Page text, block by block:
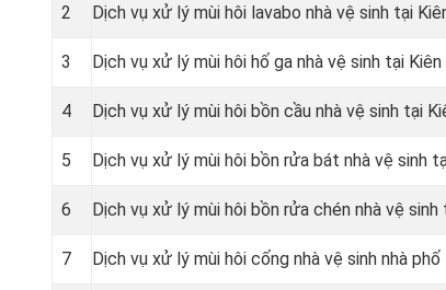
2 Dịch vụ xử lý mùi hôi lavabo nhà vệ sinh tại
3 Dịch vụ xử lý mùi hôi hố ga nhà vệ sinh tại Kiên
4 Dịch vụ xử lý mùi hôi bồn cầu nhà vệ sinh tại
5 Dịch vụ xử lý mùi hôi bồn rửa bát nhà vệ sinh
6 Dịch vụ xử lý mùi hôi bồn rửa chén nhà vệ sinh
7 Dịch vụ xử lý mùi hôi cống nhà vệ sinh nhà phố